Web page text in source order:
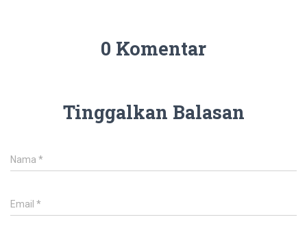
0 Komentar
Tinggalkan Balasan
Nama *
Email *